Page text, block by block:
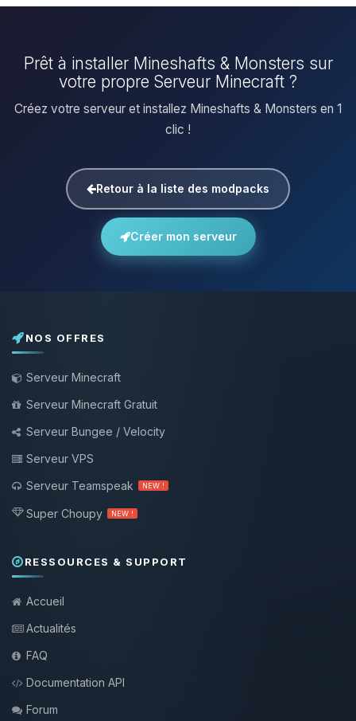
Prêt à installer Mineshafts & Monsters sur
votre propre Serveur Minecraft ?
Créez votre serveur et installez Mineshafts & Monsters en 1
clic !
Retour à la liste des modpacks
Créer mon serveur
NOS OFFRES
Serveur Minecraft
Serveur Minecraft Gratuit
Serveur Bungee / Velocity
Serveur VPS
Serveur Teamspeak
NEW !
Super Choupy NEW !
RESSOURCES & SUPPORT
Accueil
Actualités
FAQ
Documentation API
Forum